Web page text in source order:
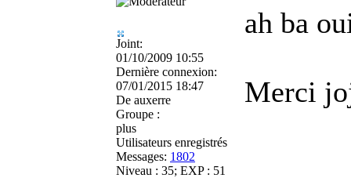
Joint:
01/10/2009 10:55
Dernière connexion:
07/01/2015 18:47
De auxerre
Groupe :
plus
Utilisateurs enregistrés
Messages: 1802
Niveau : 35; EXP : 51
ah ba
Merci